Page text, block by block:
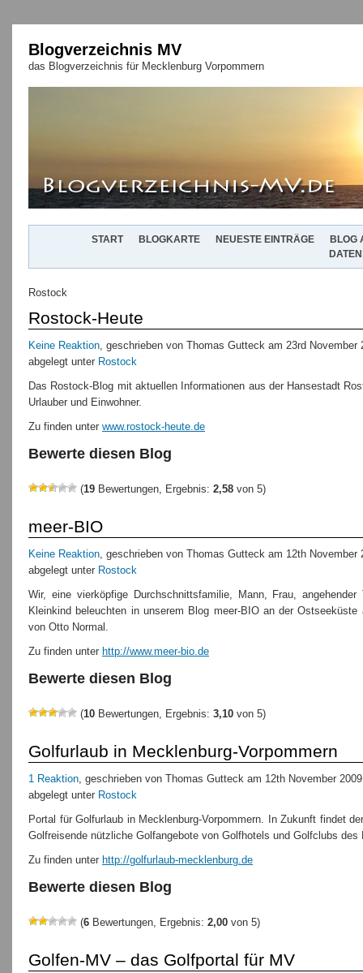
Blogverzeichnis MV
das Blogverzeichnis für Mecklenburg Vorpommern
START BLOGKARTE NEUESTE EINTRÄGE
BLOG
Rostock
Rostock-Heute
Keine Reaktion, geschrieben von Thomas Gutteck am 23rd November
abgelegt unter Rostock
Das Rostock-Blog mit aktuellen Informationen aus der Hansestadt
Urlauber und Einwohner.
Zu finden unter www.rostock-heute.de
Bewerte diesen Blog
(19 Bewertungen, Ergebnis: 2,58 von 5)
meer-BIO
Keine Reaktion, geschrieben von Thomas Gutteck am 12th November
abgelegt unter Rostock
Wir, eine vierköpfige Durchschnittsfamilie, Mann, Frau, angehender
Kleinkind beleuchten in unserem Blog meer-BIO an der Ostseeküste
von Otto Normal.
Zu finden unter http://www.meer-bio.de
Bewerte diesen Blog
(10 Bewertungen, Ergebnis: 3,10 von 5)
Golfurlaub in Mecklenburg-Vorpommern
1 Reaktion, geschrieben von Thomas Gutteck am 12th November
abgelegt unter Rostock
Portal für Golfurlaub in Mecklenburg-Vorpommern. In Zukunft findet
Golfreisende nützliche Golfangebote von Golfhotels und Golfclubs des
Zu finden unter http://golfurlaub-mecklenburg.de
Bewerte diesen Blog
(6 Bewertungen, Ergebnis: 2,00 von 5)
Golfen-MV – das Golfportal für MV